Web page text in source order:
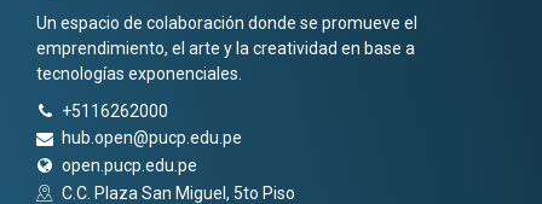
Un espacio de colaboración donde se promueve el
emprendimiento, el arte y la creatividad en base a
tecnologías exponenciales.
+5116262000
hub.open@pucp.edu.pe
open.pucp.edu.pe
C.C. Plaza San Miguel, 5to Piso